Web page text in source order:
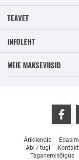
TEAVET
INFOLEHT
MEIE MAKSEVIISID
Ärikliendid
Abi / tugi
Kontakt
Taganemisõigus